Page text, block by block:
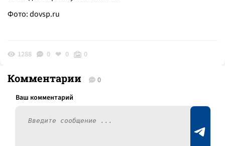
Фото:dovsp.ru
1288 0 0 0
Комментарии 0